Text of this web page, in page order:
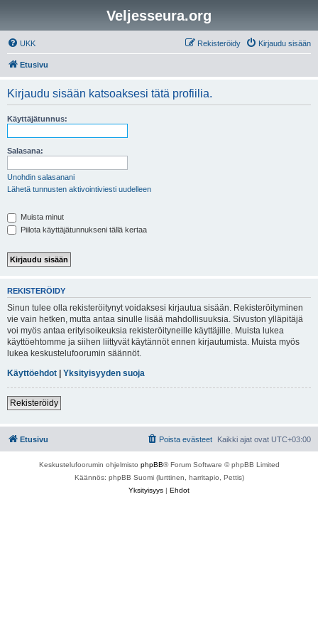
Veljesseura.org
UKK Kirjaudu sisään
Rekisteröidy
Etusivu
Kirjaudu sisään katsoaksesi tätä profiilia.
Käyttäjätunnus:
Salasana:
Unohdin salasanani
Lähetä tunnusten aktivointiviesti uudelleen
Muista minut
Piilota käyttäjätunnukseni tällä kertaa
REKISTERÖIDY
Sinun tulee olla rekisteröitynyt voidaksesi kirjautua sisään. Rekisteröityminen
vie vain hetken, mutta antaa sinulle lisää mahdollisuuksia. Sivuston ylläpitäjä
voi myös antaa erityisoikeuksia rekisteröityneille käyttäjille. Muista lukea
käyttöehtomme ja siihen liittyvät käytännöt ennen kirjautumista. Muista myös
lukea keskustelufoorumin säännöt.
Käyttöehdot | Yksityisyyden suoja
Rekisteröidy
Etusivu Kaikki ajat ovat UTC+03:00
Poista evästeet
Keskustelufoorumin ohjelmisto phpBB® Forum Software © phpBB Limited
Käännös: phpBB Suomi (lurttinen, harritapio, Pettis)
Yksityisyys | Ehdot